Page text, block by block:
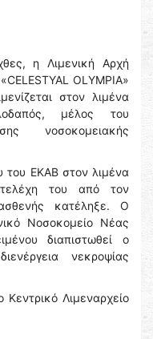
η Λιμενική Αρχή
OLYMPIA»
στον λιμένα
μέλος του
νοσοκομειακής
του ΕΚΑΒ στον λιμένα
του από τον
κατέληξε. Ο
Νοσοκομείο Νέας
διαπιστωθεί ο
νεκροψίας
Κεντρικό Λιμεναρχείο